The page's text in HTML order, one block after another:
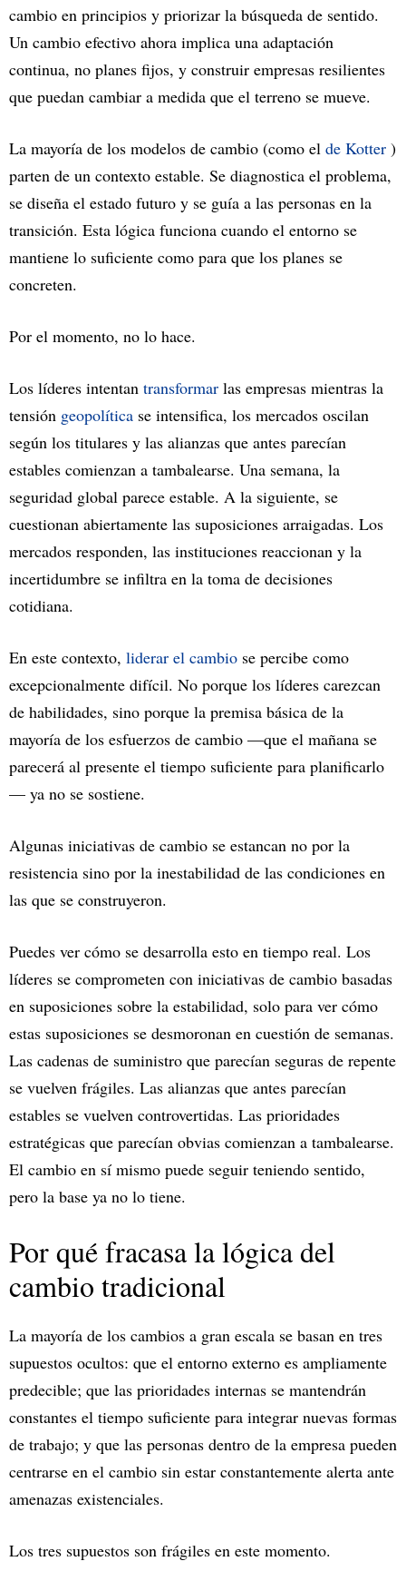
cambio en principios y priorizar la búsqueda de sentido.
Un cambio efectivo ahora implica una adaptación
continua, no planes fijos, y construir empresas resilientes
que puedan cambiar a medida que el terreno se mueve.
La mayoría de los modelos de cambio (como el de Kotter )
parten de un contexto estable. Se diagnostica el problema,
se diseña el estado futuro y se guía a las personas en la
transición. Esta lógica funciona cuando el entorno se
mantiene lo suficiente como para que los planes se
concreten.
Por el momento, no lo hace.
Los líderes intentan transformar las empresas mientras la
tensión geopolítica se intensifica, los mercados oscilan
según los titulares y las alianzas que antes parecían
estables comienzan a tambalearse. Una semana, la
seguridad global parece estable. A la siguiente, se
cuestionan abiertamente las suposiciones arraigadas. Los
mercados responden, las instituciones reaccionan y la
incertidumbre se infiltra en la toma de decisiones
cotidiana.
En este contexto, liderar el cambio se percibe como
excepcionalmente difícil. No porque los líderes carezcan
de habilidades, sino porque la premisa básica de la
mayoría de los esfuerzos de cambio —que el mañana se
parecerá al presente el tiempo suficiente para planificarlo
— ya no se sostiene.
Algunas iniciativas de cambio se estancan no por la
resistencia sino por la inestabilidad de las condiciones en
las que se construyeron.
Puedes ver cómo se desarrolla esto en tiempo real. Los
líderes se comprometen con iniciativas de cambio basadas
en suposiciones sobre la estabilidad, solo para ver cómo
estas suposiciones se desmoronan en cuestión de semanas.
Las cadenas de suministro que parecían seguras de repente
se vuelven frágiles. Las alianzas que antes parecían
estables se vuelven controvertidas. Las prioridades
estratégicas que parecían obvias comienzan a tambalearse.
El cambio en sí mismo puede seguir teniendo sentido,
pero la base ya no lo tiene.
Por qué fracasa la lógica del
cambio tradicional
La mayoría de los cambios a gran escala se basan en tres
supuestos ocultos: que el entorno externo es ampliamente
predecible; que las prioridades internas se mantendrán
constantes el tiempo suficiente para integrar nuevas formas
de trabajo; y que las personas dentro de la empresa pueden
centrarse en el cambio sin estar constantemente alerta ante
amenazas existenciales.
Los tres supuestos son frágiles en este momento.